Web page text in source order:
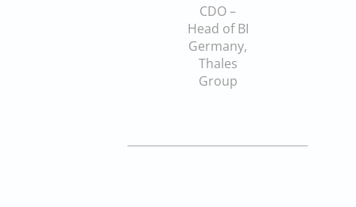
CDO –
Head of BI
Germany,
Thales
Group